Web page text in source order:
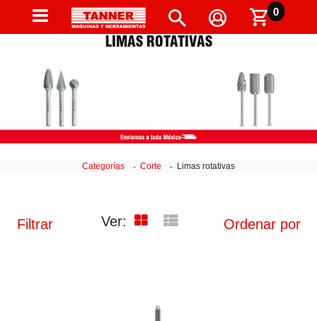
0
LIMAS ROTATIVAS
Categorías Corte Limas rotativas
Ver: Ordenar por
Filtrar